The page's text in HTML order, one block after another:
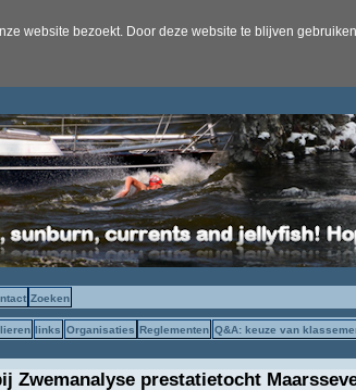
website bezoekt. Door deze website te blijven
Zoeken
links Organisaties Reglementen Q&A: keuze van
Zwemanalyse prestatietocht